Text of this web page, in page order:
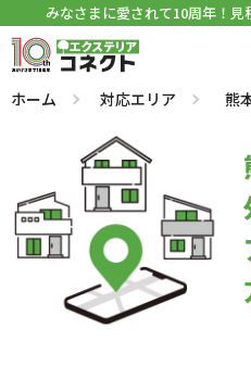
みなさまに愛されて10周年！見
ホーム 対応エリア 熊